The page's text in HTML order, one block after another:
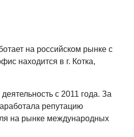
на российском рынке с
находится в г. Котка,
с 2011 года. За
репутацию
на рынке международных